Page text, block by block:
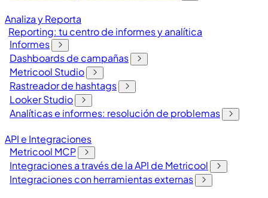
Analiza y Reporta
Reporting: tu centro de informes y analítica
Informes
Dashboards de campañas
Metricool Studio
Rastreador de hashtags
Looker Studio
Analíticas e informes: resolución de problemas
API e Integraciones
Metricool MCP
Integraciones a través de la API de Metricool
Integraciones con herramientas externas